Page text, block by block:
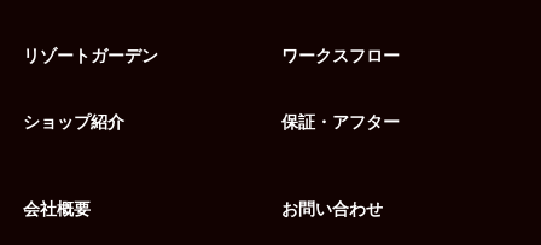
リゾートガーデン
ショップ紹介
ワークスフロー
保証・アフター
会社概要 お問い合わせ